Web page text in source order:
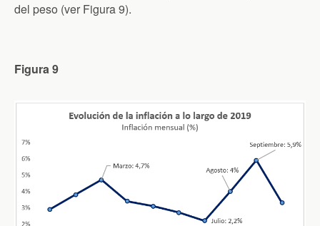
del peso (ver Figura 9).
Figura 9